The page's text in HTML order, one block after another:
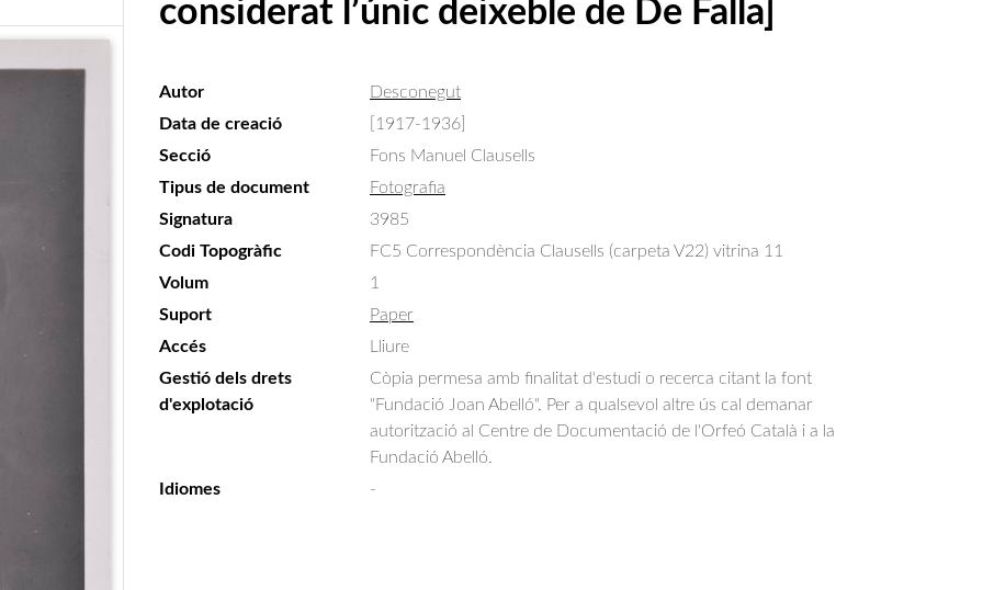
considerat l’únic deixeble de De Falla]
Autor
Desconegut
Data de creació
[1917-1936]
Secció
Fons Manuel Clausells
Tipus de document
Fotografia
Signatura
3985
Codi Topogràfic
FC5 Correspondència Clausells (carpeta V22) vitrina 11
Volum
1
Suport
Paper
Accés
Lliure
Gestió dels drets
d'explotació
Còpia permesa amb finalitat d'estudi o recerca citant la font
"Fundació Joan Abelló". Per a qualsevol altre ús cal demanar
autorització al Centre de Documentació de l'Orfeó Català i a la
Fundació Abelló.
Idiomes
-